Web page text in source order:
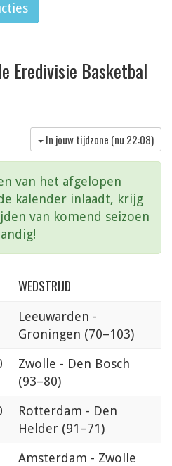
Eredivisie Basketbal
In jouw tijdzone (nu 22:08)
van het afgelopen
kalender inlaadt, krijg
van komend seizoen
WEDSTRIJD
Leeuwarden -
Groningen (70–103)
Zwolle - Den Bosch
(93–80)
Rotterdam - Den
Helder (91–71)
Amsterdam - Zwolle